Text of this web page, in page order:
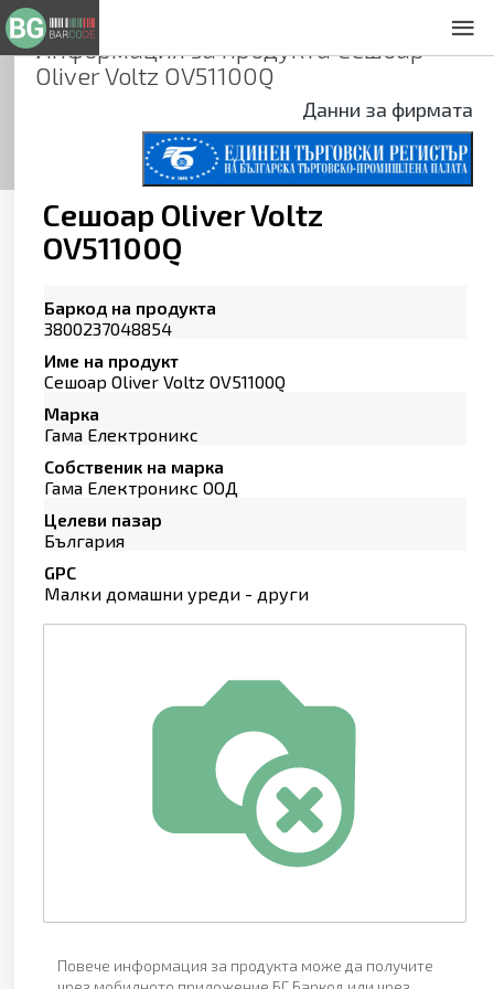
Информация за продуктаСешоар
Oliver Voltz OV51100Q
Данни за фирмата
Сешоар Oliver Voltz
OV51100Q
Баркод на продукта
3800237048854
Име на продукт
Сешоар Oliver Voltz OV51100Q
Марка
Гама Електроникс
Собственик на марка
Гама Електроникс ООД
Целеви пазар
България
GPC
Малки домашни уреди - други
Повече информация за продукта може да получите
Общи условия
Декларация за проверителност
Заснемане на продукти
Контакти